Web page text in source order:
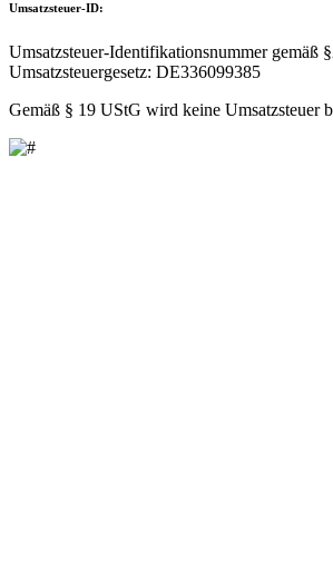
Umsatzsteuer-ID:
Umsatzsteuer-Identifikationsnummer gemäß
Umsatzsteuergesetz: DE336099385
Gemäß § 19 UStG wird keine Umsatzsteuer